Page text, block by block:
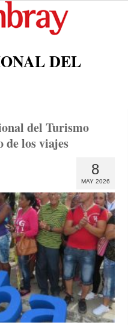
DEL
del Turismo
los viajes
8
MAY 2026